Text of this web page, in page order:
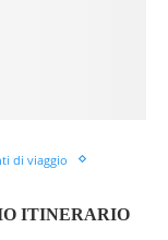
di viaggio
ITINERARIO